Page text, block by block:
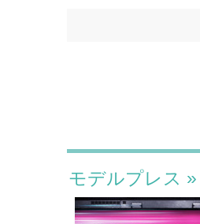
モデルプレス